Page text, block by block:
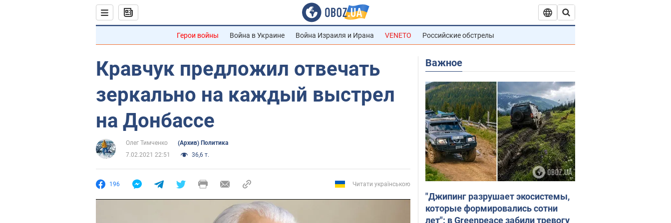
Герои войны Война в Украине Война Израиля и Ирана VENETO Российские обстрелы
Кравчук предложил отвечать
зеркально на каждый выстрел
на Донбассе
Олег Тимченко
(Архив) Политика
7.02.2021 22:51
36,6 т.
196 Читати українською
Важное
"Джипинг разрушает экосистемы,
которые формировались сотни
лет": в Greenpeace забили тревогу